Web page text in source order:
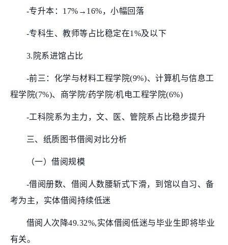
-专升本：17%→16%，小幅回落
-专科生、教师等占比稳定在1%及以下
3.院系进馆占比
-前三：化学与材料工程学院(9%)、计算机与信息工
程学院(7%)、商学院/药学院/机电工程学院(6%)
-工科院系为主力，文、医、管院系占比稳步提升
三、纸质图书借阅对比分析
（一）借阅规模
-借阅册数、借阅人数腰斩式下滑，到馆以自习、备
考为主，实体借阅持续低迷
借阅人次降49.32%,实体借阅低迷与毕业生即将毕业
有关。